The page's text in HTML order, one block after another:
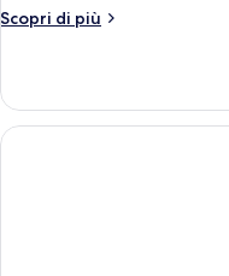
Scopri di più
Altri